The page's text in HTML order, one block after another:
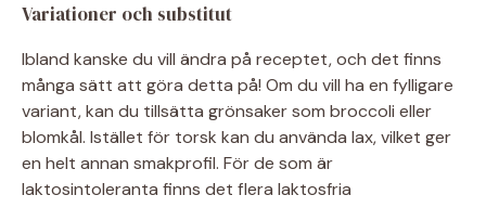
Variationer och substitut
Ibland kanske du vill ändra på receptet, och det finns
många sätt att göra detta på! Om du vill ha en fylligare
variant, kan du tillsätta grönsaker som broccoli eller
blomkål. Istället för torsk kan du använda lax, vilket ger
en helt annan smakprofil. För de som är
laktosintoleranta finns det flera laktosfria